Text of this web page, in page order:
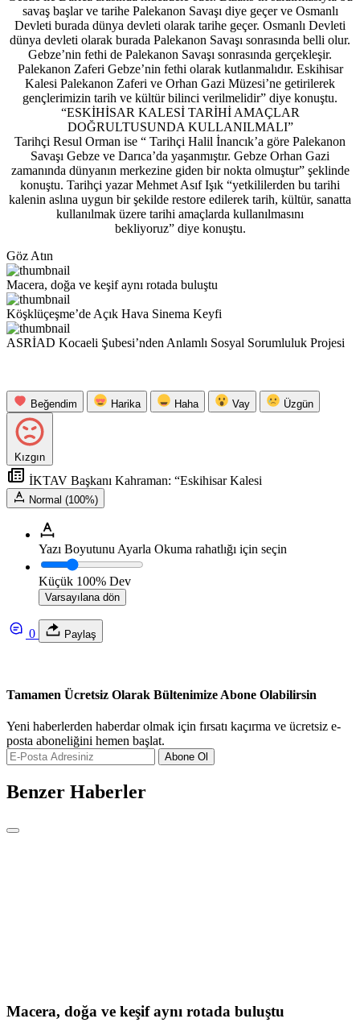
savaş başlar ve tarihe Palekanon Savaşı diye geçer ve Osmanlı
Devleti burada dünya devleti olarak tarihe geçer. Osmanlı Devleti
dünya devleti olarak burada Palekanon Savaşı sonrasında belli olur.
Gebze’nin fethi de Palekanon Savaşı sonrasında gerçekleşir.
Palekanon Zaferi Gebze’nin fethi olarak kutlanmalıdır. Eskihisar
Kalesi Palekanon Zaferi ve Orhan Gazi Müzesi’ne getirilerek
gençlerimizin tarih ve kültür bilinci verilmelidir” diye konuştu.
“ESKİHİSAR KALESİ TARİHİ AMAÇLAR
DOĞRULTUSUNDA KULLANILMALI”
Tarihçi Resul Orman ise “ Tarihçi Halil İnancık’a göre Palekanon
Savaşı Gebze ve Darıca’da yaşanmıştır. Gebze Orhan Gazi
zamanında dünyanın merkezine giden bir nokta olmuştur” şeklinde
konuştu. Tarihçi yazar Mehmet Asıf Işık “yetkililerden bu tarihi
kalenin aslına uygun bir şekilde restore edilerek tarih, kültür, sanatta
kullanılmak üzere tarihi amaçlarda kullanılmasını
bekliyoruz” diye konuştu.
Göz Atın
Macera, doğa ve keşif aynı rotada buluştu
Köşklüçeşme’de Açık Hava Sinema Keyfi
ASRİAD Kocaeli Şubesi’nden Anlamlı Sosyal Sorumluluk Projesi
Beğendim Harika Haha Vay Üzgün
Kızgın
İKTAV Başkanı Kahraman: “Eskihisar Kalesi
Normal (100%)
Yazı Boyutunu Ayarla Okuma rahatlığı için seçin
Küçük 100% Dev
Varsayılana dön
0 Paylaş
Tamamen Ücretsiz Olarak Bültenimize Abone Olabilirsin
Yeni haberlerden haberdar olmak için fırsatı kaçırma ve ücretsiz e-
posta aboneliğini hemen başlat.
Abone Ol
Benzer Haberler
Macera, doğa ve keşif aynı rotada buluştu